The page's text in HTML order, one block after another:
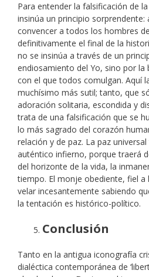
Para entender la falsificación de
insinúa un principio sorprendente:
convencer a todos los hombres
definitivamente el final de la
no se insinúa a través de un
endiosamiento del Yo, sino por
con el que todos comulgan. Aquí
muchísimo más sutil; tanto, que
adoración solitaria, escondida y
trata de una falsificación que se
lo más sagrado del corazón
relación y de paz. La paz
auténtico infierno, porque traerá
del horizonte de la vida, la
tiempo. El monje obediente, fiel a
velar incesantemente sabiendo
la tentación es histórico-político.
Conclusión
Tanto en la antigua iconografía
dialéctica contemporánea de